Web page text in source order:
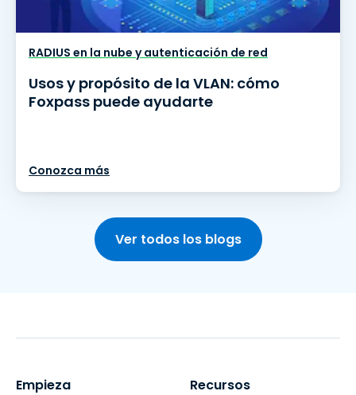
RADIUS en la nube y autenticación de red
Usos y propósito de la VLAN: cómo
Foxpass puede ayudarte
Conozca más
Ver todos los blogs
Empieza Recursos